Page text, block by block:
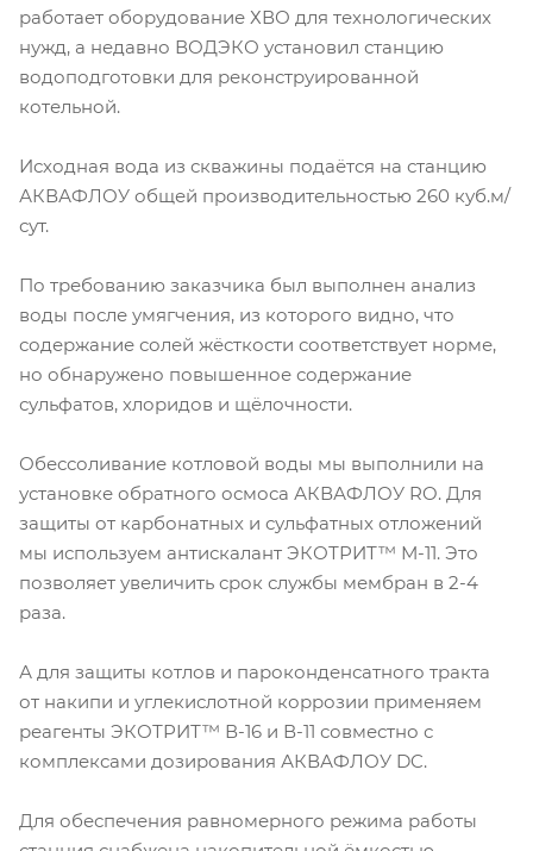
работает оборудование ХВО для технологических
нужд, а недавно ВОДЭКО установил станцию
водоподготовки для реконструированной
котельной.
Исходная вода из скважины подаётся на станцию
АКВАФЛОУ общей производительностью 260 куб.м/
сут.
По требованию заказчика был выполнен анализ
воды после умягчения, из которого видно, что
содержание солей жёсткости соответствует норме,
но обнаружено повышенное содержание
сульфатов, хлоридов и щёлочности.
Обессоливание котловой воды мы выполнили на
установке обратного осмоса АКВАФЛОУ RO. Для
защиты от карбонатных и сульфатных отложений
мы используем антискалант ЭКОТРИТ™ М-11. Это
позволяет увеличить срок службы мембран в 2-4
раза.
А для защиты котлов и пароконденсатного тракта
от накипи и углекислотной коррозии применяем
реагенты ЭКОТРИТ™ В-16 и В-11 совместно с
комплексами дозирования АКВАФЛОУ DC.
Для обеспечения равномерного режима работы